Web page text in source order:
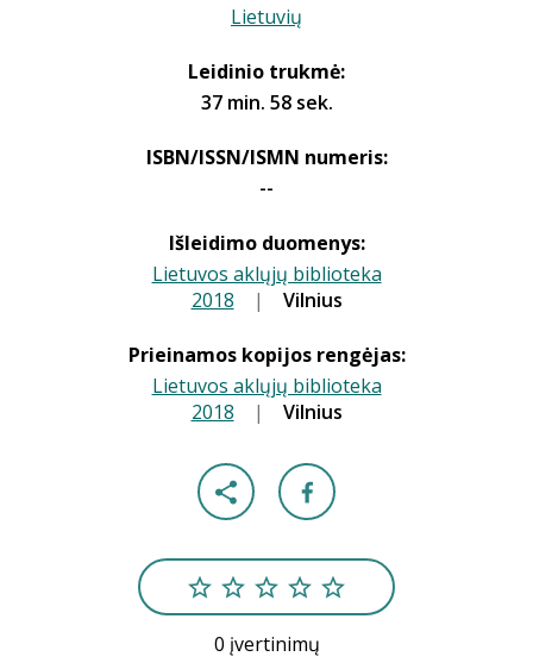
Lietuvių
Leidinio trukmė:
37 min. 58 sek.
ISBN/ISSN/ISMN numeris:
--
Išleidimo duomenys:
Lietuvos aklųjų biblioteka
2018 | Vilnius
Prieinamos kopijos rengėjas:
Lietuvos aklųjų biblioteka
2018 | Vilnius
0 įvertinimų